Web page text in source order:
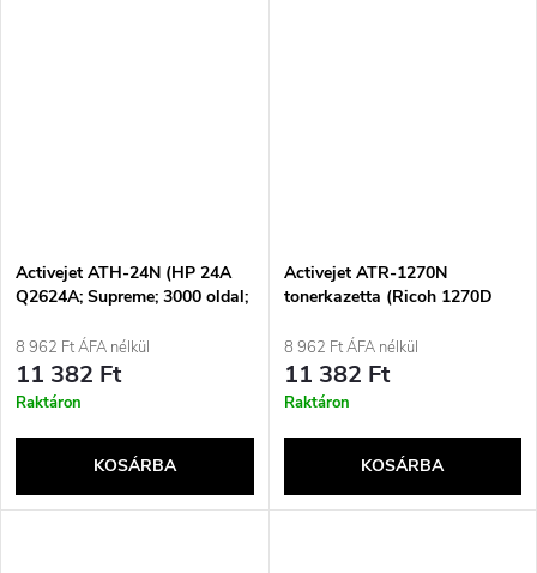
Activejet ATH-24N (HP 24A
Q2624A; Supreme; 3000 oldal;
cseréje)
8 962 Ft ÁFA nélkül
11 382 Ft
Raktáron
KOSÁRBA
Activejet ATR-1270N
tonerkazetta (Ricoh 1270D
fekete)
8 962 Ft ÁFA nélkül
11 382 Ft
Raktáron
KOSÁRBA